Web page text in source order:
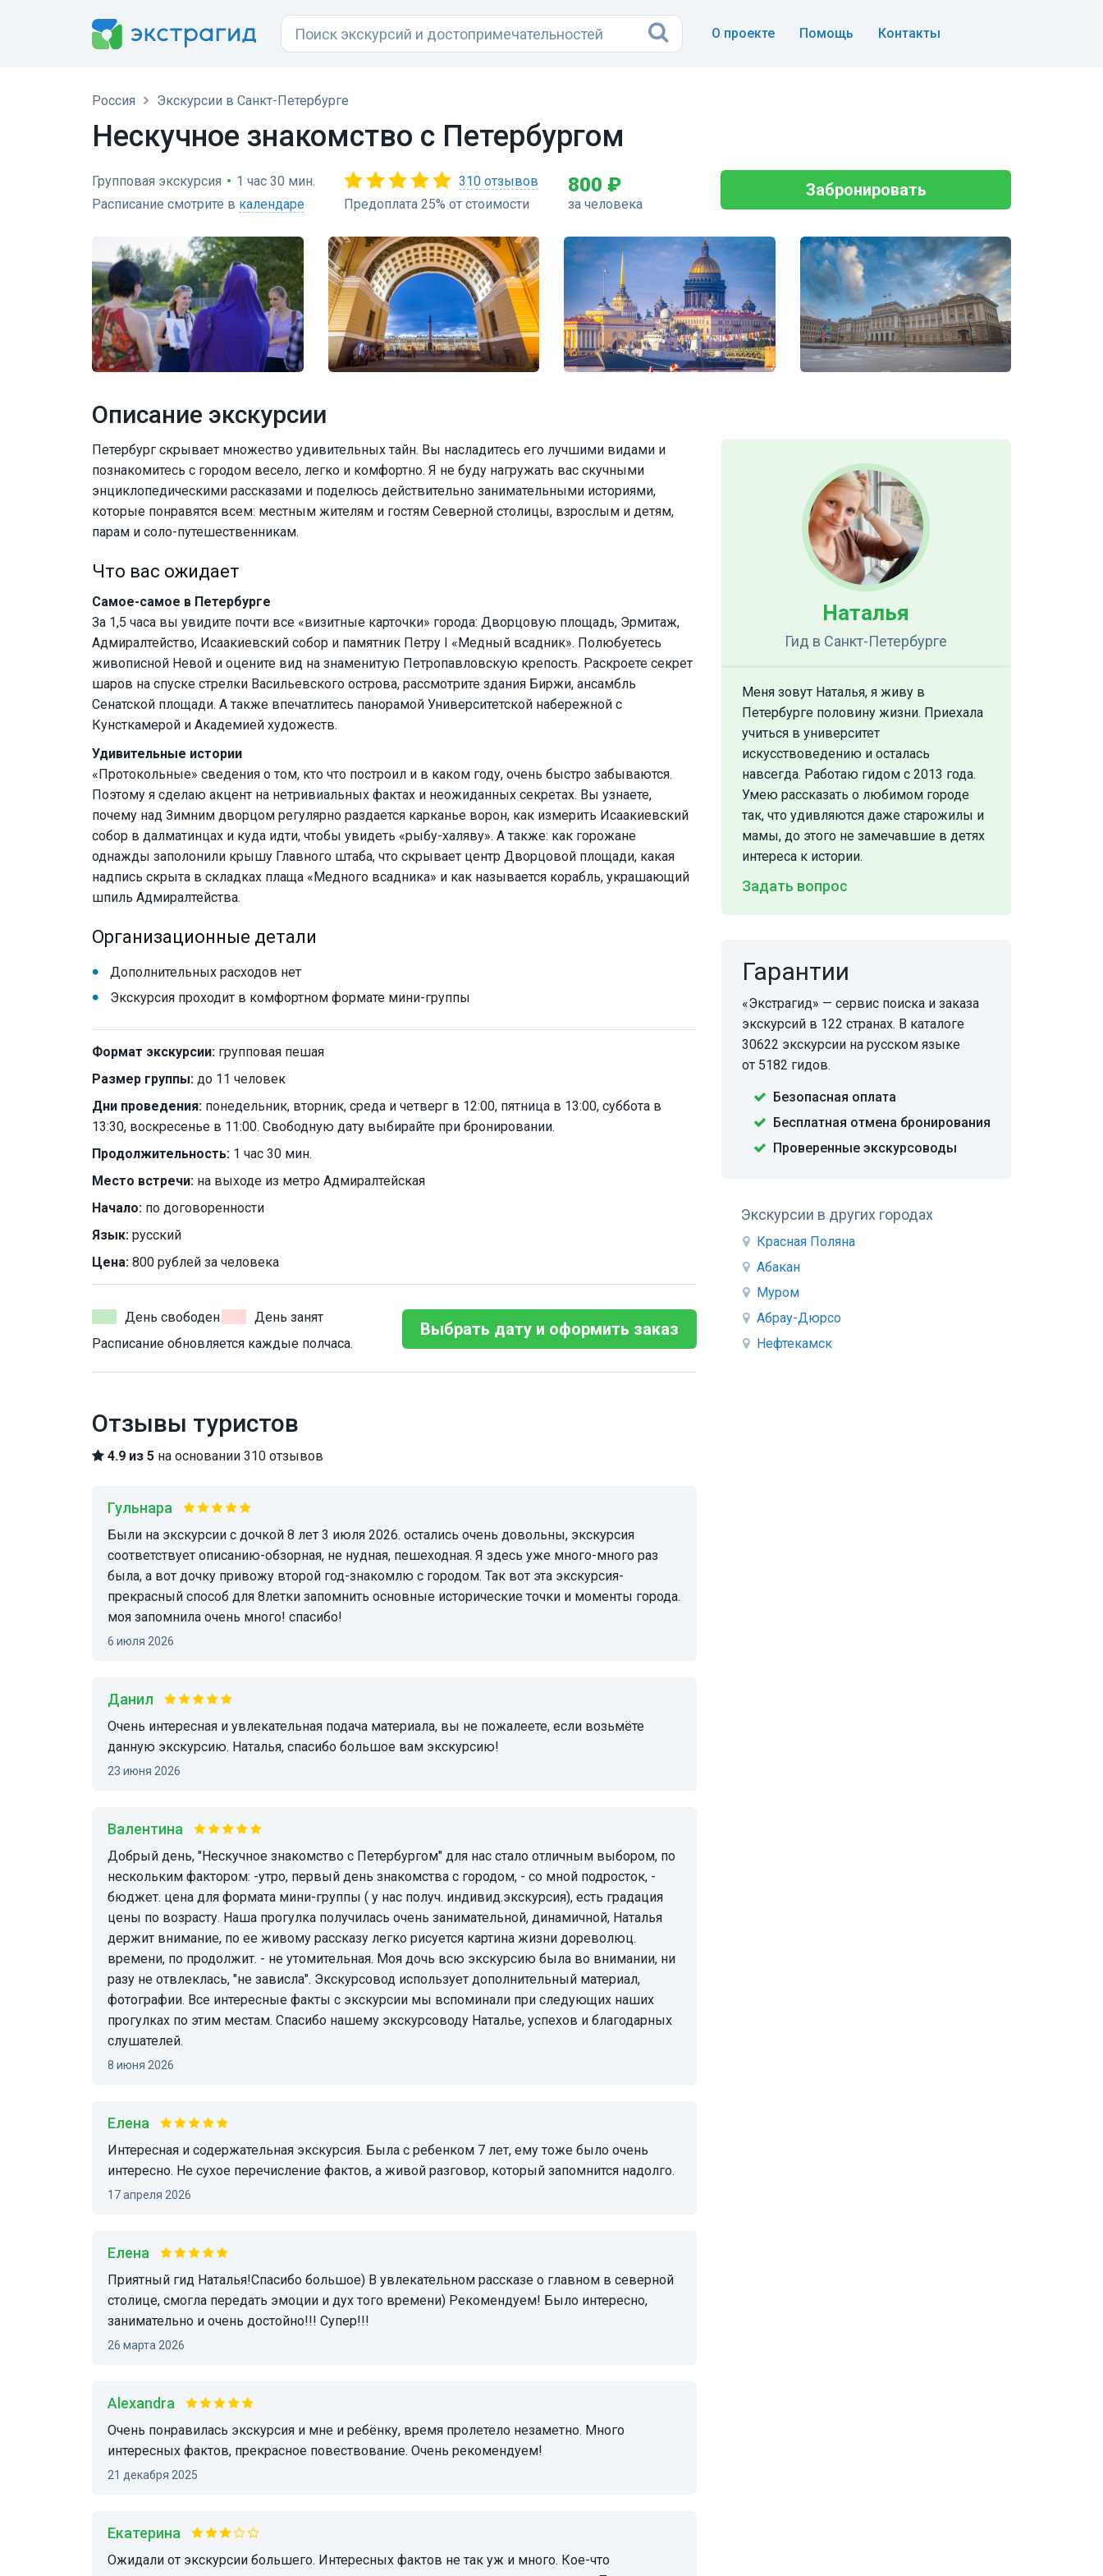
О проекте Помощь Контакты
Россия Экскурсии в Санкт-Петербурге
Нескучное знакомство с Петербургом
Групповая экскурсия • 1 час 30 мин.
Расписание смотрите в календаре
310 отзывов
Предоплата 25% от стоимости
800 ₽
за человека
Забронировать
Описание экскурсии
Петербург скрывает множество удивительных тайн. Вы насладитесь его лучшими видами и
познакомитесь с городом весело, легко и комфортно. Я не буду нагружать вас скучными
энциклопедическими рассказами и поделюсь действительно занимательными историями,
которые понравятся всем: местным жителям и гостям Северной столицы, взрослым и детям,
парам и соло-путешественникам.
Что вас ожидает
Самое-самое в Петербурге
За 1,5 часа вы увидите почти все «визитные карточки» города: Дворцовую площадь, Эрмитаж,
Адмиралтейство, Исаакиевский собор и памятник Петру I «Медный всадник». Полюбуетесь
живописной Невой и оцените вид на знаменитую Петропавловскую крепость. Раскроете секрет
шаров на спуске стрелки Васильевского острова, рассмотрите здания Биржи, ансамбль
Сенатской площади. А также впечатлитесь панорамой Университетской набережной с
Кунсткамерой и Академией художеств.
Удивительные истории
«Протокольные» сведения о том, кто что построил и в каком году, очень быстро забываются.
Поэтому я сделаю акцент на нетривиальных фактах и неожиданных секретах. Вы узнаете,
почему над Зимним дворцом регулярно раздается карканье ворон, как измерить Исаакиевский
собор в далматинцах и куда идти, чтобы увидеть «рыбу-халяву». А также: как горожане
однажды заполонили крышу Главного штаба, что скрывает центр Дворцовой площади, какая
надпись скрыта в складках плаща «Медного всадника» и как называется корабль, украшающий
шпиль Адмиралтейства.
Организационные детали
Дополнительных расходов нет
Экскурсия проходит в комфортном формате мини-группы
Формат экскурсии: групповая пешая
Размер группы: до 11 человек
Дни проведения: понедельник, вторник, среда и четверг в 12:00, пятница в 13:00, суббота в
13:30, воскресенье в 11:00. Свободную дату выбирайте при бронировании.
Продолжительность: 1 час 30 мин.
Место встречи: на выходе из метро Адмиралтейская
Начало: по договоренности
Язык: русский
Цена: 800 рублей за человека
День свободен
День занят
Расписание обновляется каждые полчаса.
Выбрать дату и оформить заказ
Отзывы туристов
4.9 из 5 на основании 310 отзывов
гульнара
Были на экскурсии с дочкой 8 лет 3 июля 2026. остались очень довольны, экскурсия
соответствует описанию-обзорная, не нудная, пешеходная. Я здесь уже много-много раз
была, а вот дочку привожу второй год-знакомлю с городом. Так вот эта экскурсия-
прекрасный способ для 8летки запомнить основные исторические точки и моменты города.
моя запомнила очень много! спасибо!
6 июля 2026
Данил
Очень интересная и увлекательная подача материала, вы не пожалеете, если возьмёте
данную экскурсию. Наталья, спасибо большое вам экскурсию!
23 июня 2026
Валентина
Добрый день, "Нескучное знакомство с Петербургом" для нас стало отличным выбором, по
нескольким фактором: -утро, первый день знакомства с городом, - со мной подросток, -
бюджет. цена для формата мини-группы ( у нас получ. индивид.экскурсия), есть градация
цены по возрасту. Наша прогулка получилась очень занимательной, динамичной, Наталья
держит внимание, по ее живому рассказу легко рисуется картина жизни дореволюц.
времени, по продолжит. - не утомительная. Моя дочь всю экскурсию была во внимании, ни
разу не отвлеклась, "не зависла". Экскурсовод использует дополнительный материал,
фотографии. Все интересные факты с экскурсии мы вспоминали при следующих наших
прогулках по этим местам. Спасибо нашему экскурсоводу Наталье, успехов и благодарных
слушателей.
8 июня 2026
Елена
Интересная и содержательная экскурсия. Была с ребенком 7 лет, ему тоже было очень
интересно. Не сухое перечисление фактов, а живой разговор, который запомнится надолго.
17 апреля 2026
Елена
Приятный гид Наталья!Спасибо большое) В увлекательном рассказе о главном в северной
столице, смогла передать эмоции и дух того времени) Рекомендуем! Было интересно,
занимательно и очень достойно!!! Супер!!!
26 марта 2026
Alexandra
Очень понравилась экскурсия и мне и ребёнку, время пролетело незаметно. Много
интересных фактов, прекрасное повествование. Очень рекомендуем!
21 декабря 2025
Екатерина
Ожидали от экскурсии большего. Интересных фактов не так уж и много. Кое-что
Наталья
Гид в Санкт-Петербурге
Меня зовут Наталья, я живу в
Петербурге половину жизни. Приехала
учиться в университет
искусствоведению и осталась
навсегда. Работаю гидом с 2013 года.
Умею рассказать о любимом городе
так, что удивляются даже старожилы и
мамы, до этого не замечавшие в детях
интереса к истории.
Задать вопрос
Гарантии
«Экстрагид» — сервис поиска и заказа
экскурсий в 122 странах. В каталоге
30622 экскурсии на русском языке
от 5182 гидов.
Безопасная оплата
Бесплатная отмена бронирования
Проверенные экскурсоводы
Экскурсии в других городах
Красная Поляна
Абакан
Муром
Абрау-Дюрсо
Нефтекамск